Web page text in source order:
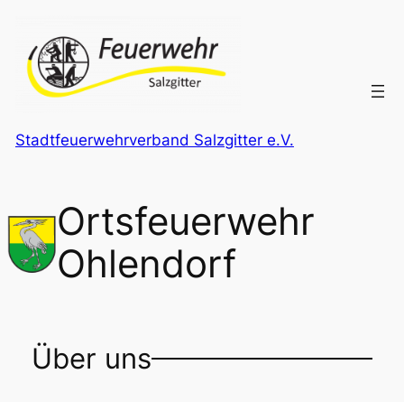
Stadtfeuerwehrverband Salzgitter e.V.
Ortsfeuerwehr
Ohlendorf
Über uns